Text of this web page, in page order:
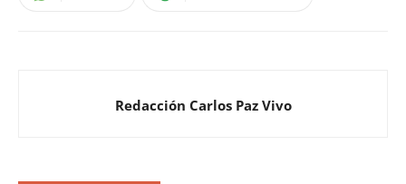
Redacción Carlos Paz Vivo